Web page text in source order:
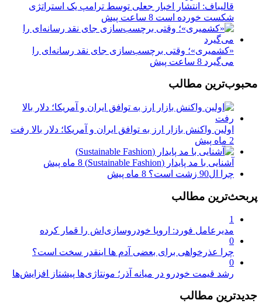
قالیباف: انتشار اخبار جعلی توسط ترامپ یک استراتژی
شکست خورده است 8 ساعت پیش
«کشمیری»؛ وقتی برچسب‌سازی جای نقد رسانه‌ای را
می‌گیرد 8 ساعت پیش
محبوب‌ترین مطالب
اولین واکنش بازار ارز به توافق ایران و آمریکا؛ دلار بالا رفت
2 ماه پیش
آشنایی با مد پایدار (Sustainable Fashion)
8 ماه پیش
چرا ال90 زشت است؟
8 ماه پیش
پربحث‌ترین مطالب
1
مدیرعامل فورد: اروپا خودروسازی‌اش را قمار کرده
0
چرا عذرخواهی برای بعضی آدم ها اینقدر سخت است؟
0
رشد قیمت خودرو در میانه آذر؛ مونتاژی‌ها پیشتاز افزایش‌ها
جدیدترین مطالب